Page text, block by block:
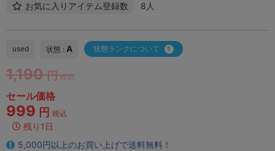
お気に入りアイテム登録数 8人
used 状態 : A 状態ランクについて
1,190 円 税込
セール価格
999 円 税込
残り1日
5,000円以上のお買い上げで送料無料！